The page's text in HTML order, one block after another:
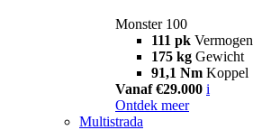
Monster 100
111 pk Vermogen
175 kg Gewicht
91,1 Nm Koppel
Vanaf €29.000 i
Ontdek meer
Multistrada